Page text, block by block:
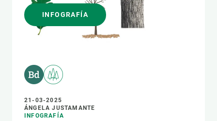
INFOGRAFÍA
21-03-2025
ÁNGELA JUSTAMANTE
INFOGRAFÍA